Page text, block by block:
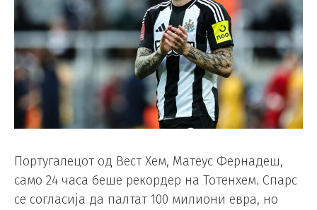
Португалецот од Вест Хем, Матеус Фернадеш,
само 24 часа беше рекордер на Тотенхем. Спарс
се согласија да палтат 100 милиони евра, но